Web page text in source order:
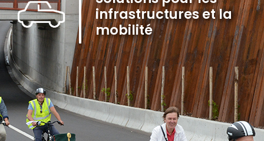
infrastructures et la
mobilité